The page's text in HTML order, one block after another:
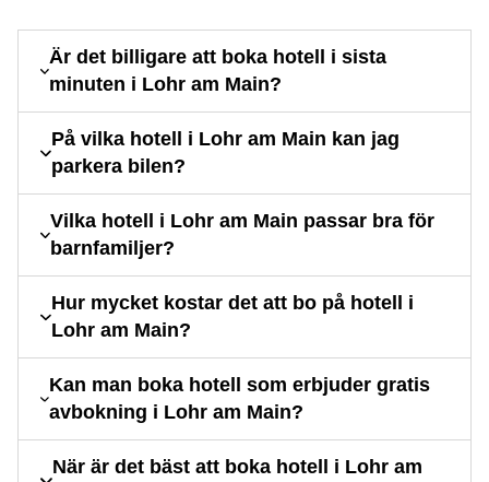
Är det billigare att boka hotell i sista
minuten i Lohr am Main?
På vilka hotell i Lohr am Main kan jag
parkera bilen?
Vilka hotell i Lohr am Main passar bra för
barnfamiljer?
Hur mycket kostar det att bo på hotell i
Lohr am Main?
Kan man boka hotell som erbjuder gratis
avbokning i Lohr am Main?
När är det bäst att boka hotell i Lohr am